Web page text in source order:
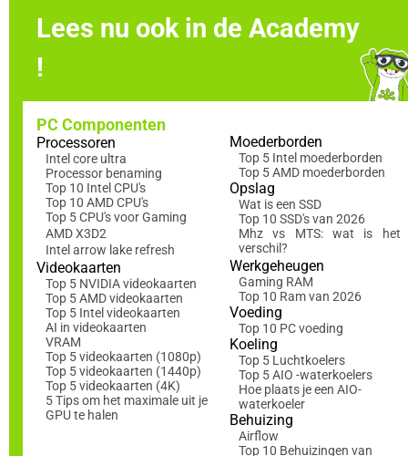
Lees nu ook in de Academy
!
PC Componenten
Processoren
Intel core ultra
Processor benaming
Top 10 Intel CPU's
Top 10 AMD CPU's
Top 5 CPU's voor Gaming
AMD X3D2
Intel arrow lake refresh
Videokaarten
Top 5 NVIDIA videokaarten
Top 5 AMD videokaarten
Top 5 Intel videokaarten
AI in videokaarten
VRAM
Top 5 videokaarten (1080p)
Top 5 videokaarten (1440p)
Top 5 videokaarten (4K)
5 Tips om het maximale uit je
GPU te halen
Moederborden
Top 5 Intel moederborden
Top 5 AMD moederborden
Opslag
Wat is een SSD
Top 10 SSD's van 2026
Mhz vs MTS: wat is het
verschil?
Werkgeheugen
Gaming RAM
Top 10 Ram van 2026
Voeding
Top 10 PC voeding
Koeling
Top 5 Luchtkoelers
Top 5 AIO -waterkoelers
Hoe plaats je een AIO-
waterkoeler
Behuizing
Airflow
Top 10 Behuizingen van